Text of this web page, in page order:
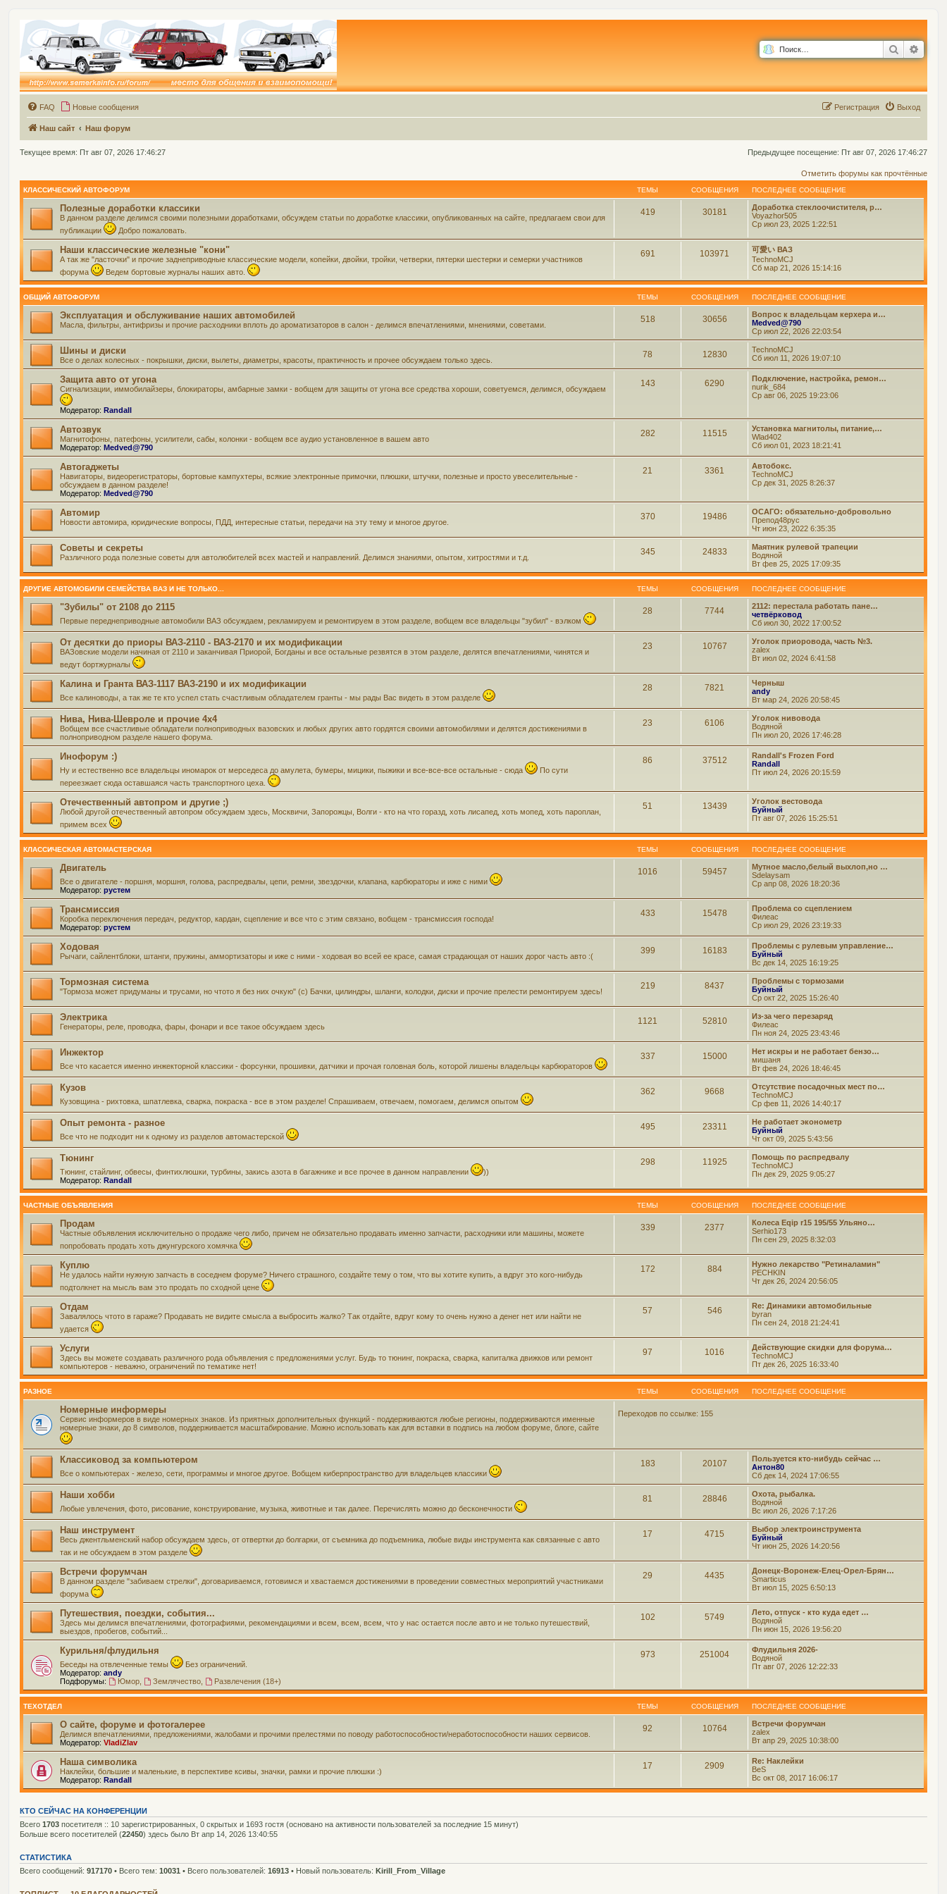
Поиск
FAQ Новые сообщения Выход
Регистрация
Наш сайт Наш форум
Предыдущее посещение: Пт авг 07, 2026 17:46:27
Текущее время: Пт авг 07, 2026 17:46:27
Отметить форумы как прочтённые
КЛАССИЧЕСКИЙ АВТОФОРУМ ТЕМЫ СООБЩЕНИЯ ПОСЛЕДНЕЕ СООБЩЕНИЕ
Полезные доработки классики
В данном разделе делимся своими полезными доработками, обсуждем статьи по доработке классики, опубликованных на сайте, предлагаем свои для
публикации
Добро пожаловать.
419 30181
Доработка стеклоочистителя, р…
Voyazhor505
Ср июл 23, 2025 1:22:51
Наши классические железные "кони"
А так же "ласточки" и прочие заднеприводные классические модели, копейки, двойки, тройки, четверки, пятерки шестерки и семерки участников
форума
Ведем бортовые журналы наших авто.
691 103971
可愛い ВАЗ
TechnoMCJ
Сб мар 21, 2026 15:14:16
ОБЩИЙ АВТОФОРУМ ТЕМЫ СООБЩЕНИЯ ПОСЛЕДНЕЕ СООБЩЕНИЕ
Эксплуатация и обслуживание наших автомобилей
Масла, фильтры, антифризы и прочие расходники вплоть до ароматизаторов в салон - делимся впечатлениями, мнениями, советами.
518 30656
Вопрос к владельцам керхера и…
Medved@790
Ср июл 22, 2026 22:03:54
Шины и диски
Все о делах колесных - покрышки, диски, вылеты, диаметры, красоты, практичность и прочее обсуждаем только здесь.
78 12830
TechnoMCJ
Сб июл 11, 2026 19:07:10
Защита авто от угона
Сигнализации, иммобилайзеры, блокираторы, амбарные замки - вобщем для защиты от угона все средства хороши, советуемся, делимся, обсуждаем
Модератор: Randall
143 6290
Подключение, настройка, ремон…
nurik_684
Ср авг 06, 2025 19:23:06
Автозвук
Магнитофоны, патефоны, усилители, сабы, колонки - вобщем все аудио установленное в вашем авто
Модератор: Medved@790
282 11515
Установка магнитолы, питание,…
Wlad402
Сб июл 01, 2023 18:21:41
Автогаджеты
Навигаторы, видеорегистраторы, бортовые кампухтеры, всякие электронные примочки, плюшки, штучки, полезные и просто увеселительные -
обсуждаем в данном разделе!
Модератор: Medved@790
21 3361
Автобокс.
TechnoMCJ
Ср дек 31, 2025 8:26:37
Автомир
Новости автомира, юридические вопросы, ПДД, интересные статьи, передачи на эту тему и многое другое.
370 19486
ОСАГО: обязательно-добровольно
Препод48рус
Чт июн 23, 2022 6:35:35
Советы и секреты
Различного рода полезные советы для автолюбителей всех мастей и направлений. Делимся знаниями, опытом, хитростями и т.д.
345 24833
Маятник рулевой трапеции
Водяной
Вт фев 25, 2025 17:09:35
ДРУГИЕ АВТОМОБИЛИ СЕМЕЙСТВА ВАЗ И НЕ ТОЛЬКО... ТЕМЫ СООБЩЕНИЯ ПОСЛЕДНЕЕ СООБЩЕНИЕ
"Зубилы" от 2108 до 2115
Первые переднеприводные автомобили ВАЗ обсуждаем, рекламируем и ремонтируем в этом разделе, вобщем все владельцы "зубил" - вэлком
28 7744
2112: перестала работать пане…
четвёрковод
Сб июл 30, 2022 17:00:52
От десятки до приоры ВАЗ-2110 - ВАЗ-2170 и их модификации
ВАЗовские модели начиная от 2110 и заканчивая Приорой, Богданы и все остальные резвятся в этом разделе, делятся впечатлениями, чинятся и
ведут бортжурналы
23 10767
Уголок приоровода, часть №3.
zalex
Вт июл 02, 2024 6:41:58
Калина и Гранта ВАЗ-1117 ВАЗ-2190 и их модификации
Все калиноводы, а так же те кто успел стать счастливым обладателем гранты - мы рады Вас видеть в этом разделе
28 7821
Черныш
andy
Вт мар 24, 2026 20:58:45
Нива, Нива-Шевроле и прочие 4х4
Вобщем все счастливые обладатели полноприводных вазовских и любых других авто гордятся своими автомобилями и делятся достижениями в
полноприводном разделе нашего форума.
23 6106
Уголок нивовода
Водяной
Пн июл 20, 2026 17:46:28
Инофорум :)
Ну и естественно все владельцы иномарок от мерседеса до амулета, бумеры, мицики, пыжики и все-все-все остальные - сюда
По сути
переезжает сюда оставшаяся часть транспортного цеха.
86 37512
Randall's Frozen Ford
Randall
Пт июл 24, 2026 20:15:59
Отечественный автопром и другие ;)
Любой другой отечественный автопром обсуждаем здесь, Москвичи, Запорожцы, Волги - кто на что горазд, хоть лисапед, хоть мопед, хоть пароплан,
примем всех
51 13439
Уголок вестовода
Буйный
Пт авг 07, 2026 15:25:51
КЛАССИЧЕСКАЯ АВТОМАСТЕРСКАЯ ТЕМЫ СООБЩЕНИЯ ПОСЛЕДНЕЕ СООБЩЕНИЕ
Двигатель
Все о двигателе - поршня, моршня, голова, распредвалы, цепи, ремни, звездочки, клапана, карбюраторы и иже с ними
Модератор: рустем
1016 59457
Мутное масло,белый выхлоп,но …
Sdelaysam
Ср апр 08, 2026 18:20:36
Трансмиссия
Коробка переключения передач, редуктор, кардан, сцепление и все что с этим связано, вобщем - трансмиссия господа!
Модератор: рустем
433 15478
Проблема со сцеплением
Филеас
Ср июл 29, 2026 23:19:33
Ходовая
Рычаги, сайлентблоки, штанги, пружины, аммортизаторы и иже с ними - ходовая во всей ее красе, самая страдающая от наших дорог часть авто :(
399 16183
Проблемы с рулевым управление…
Буйный
Вс дек 14, 2025 16:19:25
Тормозная система
"Тормоза может придуманы и трусами, но чтото я без них очкую" (с) Бачки, цилиндры, шланги, колодки, диски и прочие прелести ремонтируем здесь!
219 8437
Проблемы с тормозами
Буйный
Ср окт 22, 2025 15:26:40
Электрика
Генераторы, реле, проводка, фары, фонари и все такое обсуждаем здесь
1121 52810
Из-за чего перезаряд
Филеас
Пн ноя 24, 2025 23:43:46
Инжектор
Все что касается именно инжекторной классики - форсунки, прошивки, датчики и прочая головная боль, которой лишены владельцы карбюраторов
337 15000
Нет искры и не работает бензо…
мишаня
Вт фев 24, 2026 18:46:45
Кузов
Кузовщина - рихтовка, шпатлевка, сварка, покраска - все в этом разделе! Спрашиваем, отвечаем, помогаем, делимся опытом
362 9668
Отсутствие посадочных мест по…
TechnoMCJ
Ср фев 11, 2026 14:40:17
Опыт ремонта - разное
Все что не подходит ни к одному из разделов автомастерской
495 23311
Не работает эконометр
Буйный
Чт окт 09, 2025 5:43:56
Тюнинг
Тюнинг, стайлинг, обвесы, финтихлюшки, турбины, закись азота в багажнике и все прочее в данном направлении
))
Модератор: Randall
298 11925
Помощь по распредвалу
TechnoMCJ
Пн дек 29, 2025 9:05:27
ЧАСТНЫЕ ОБЪЯВЛЕНИЯ ТЕМЫ СООБЩЕНИЯ ПОСЛЕДНЕЕ СООБЩЕНИЕ
Продам
Частные объявления исключительно о продаже чего либо, причем не обязательно продавать именно запчасти, расходники или машины, можете
попробовать продать хоть джунгурского хомячка
339 2377
Колеса Eqip r15 195/55 Ульяно…
Serhio173
Пн сен 29, 2025 8:32:03
Куплю
Не удалось найти нужную запчасть в соседнем форуме? Ничего страшного, создайте тему о том, что вы хотите купить, а вдруг это кого-нибудь
подтолкнет на мысль вам это продать по сходной цене
172 884
Нужно лекарство "Ретиналамин"
PECHKIN
Чт дек 26, 2024 20:56:05
Отдам
Завалялось чтото в гараже? Продавать не видите смысла а выбросить жалко? Так отдайте, вдруг кому то очень нужно а денег нет или найти не
удается
57 546
Re: Динамики автомобильные
byran
Пн сен 24, 2018 21:24:41
Услуги
Здесь вы можете создавать различного рода объявления с предложениями услуг. Будь то тюнинг, покраска, сварка, капиталка движков или ремонт
компьютеров - неважно, ограничений по тематике нет!
97 1016
Действующие скидки для форума…
TechnoMCJ
Пт дек 26, 2025 16:33:40
РАЗНОЕ ТЕМЫ СООБЩЕНИЯ ПОСЛЕДНЕЕ СООБЩЕНИЕ
Номерные информеры
Сервис информеров в виде номерных знаков. Из приятных дополнительных функций - поддерживаются любые регионы, поддерживаются именные
номерные знаки, до 8 символов, поддерживается масштабирование. Можно использовать как для вставки в подпись на любом форуме, блоге, сайте
Переходов по ссылке: 155
Классиковод за компьютером
Все о компьютерах - железо, сети, программы и многое другое. Вобщем киберпространство для владельцев классики
183 20107
Пользуется кто-нибудь сейчас …
Антон80
Сб дек 14, 2024 17:06:55
Наши хобби
Любые увлечения, фото, рисование, конструирование, музыка, животные и так далее. Перечислять можно до бесконечности
81 28846
Охота, рыбалка.
Водяной
Вс июл 26, 2026 7:17:26
Наш инструмент
Весь джентльменский набор обсуждаем здесь, от отвертки до болгарки, от съемника до подъемника, любые виды инструмента как связанные с авто
так и не обсуждаем в этом разделе
17 4715
Выбор электроинструмента
Буйный
Чт июн 25, 2026 14:20:56
Встречи форумчан
В данном разделе "забиваем стрелки", договариваемся, готовимся и хвастаемся достижениями в проведении совместных мероприятий участниками
форума
29 4435
Донецк-Воронеж-Елец-Орел-Брян…
Smarticus
Вт июл 15, 2025 6:50:13
Путешествия, поездки, события...
Здесь мы делимся впечатлениями, фотографиями, рекомендациями и всем, всем, всем, что у нас остается после авто и не только путешествий,
выездов, пробегов, событий...
102 5749
Лето, отпуск - кто куда едет …
Водяной
Пн июн 15, 2026 19:56:20
Курильня/флудильня
Беседы на отвлеченные темы
Без ограничений.
Модератор: andy
Подфорумы:
Юмор, Землячество, Развлечения (18+)
973 251004
Флудильня 2026-
Водяной
Пт авг 07, 2026 12:22:33
ТЕХОТДЕЛ ТЕМЫ СООБЩЕНИЯ ПОСЛЕДНЕЕ СООБЩЕНИЕ
О сайте, форуме и фотогалерее
Делимся впечатлениями, предложениями, жалобами и прочими прелестями по поводу работоспособности/неработоспособности наших сервисов.
Модератор: VladiZlav
92 10764
Встречи форумчан
zalex
Вт апр 29, 2025 10:38:00
Наша символика
Наклейки, большие и маленькие, в перспективе ксивы, значки, рамки и прочие плюшки :)
Модератор: Randall
17 2909
Re: Наклейки
BeS
Вс окт 08, 2017 16:06:17
КТО СЕЙЧАС НА КОНФЕРЕНЦИИ
Всего 1703 посетителя :: 10 зарегистрированных, 0 скрытых и 1693 гостя (основано на активности пользователей за последние 15 минут)
Больше всего посетителей (22450) здесь было Вт апр 14, 2026 13:40:55
СТАТИСТИКА
Всего сообщений: 917170 • Всего тем: 10031 • Всего пользователей: 16913 • Новый пользователь: Kirill_From_Village